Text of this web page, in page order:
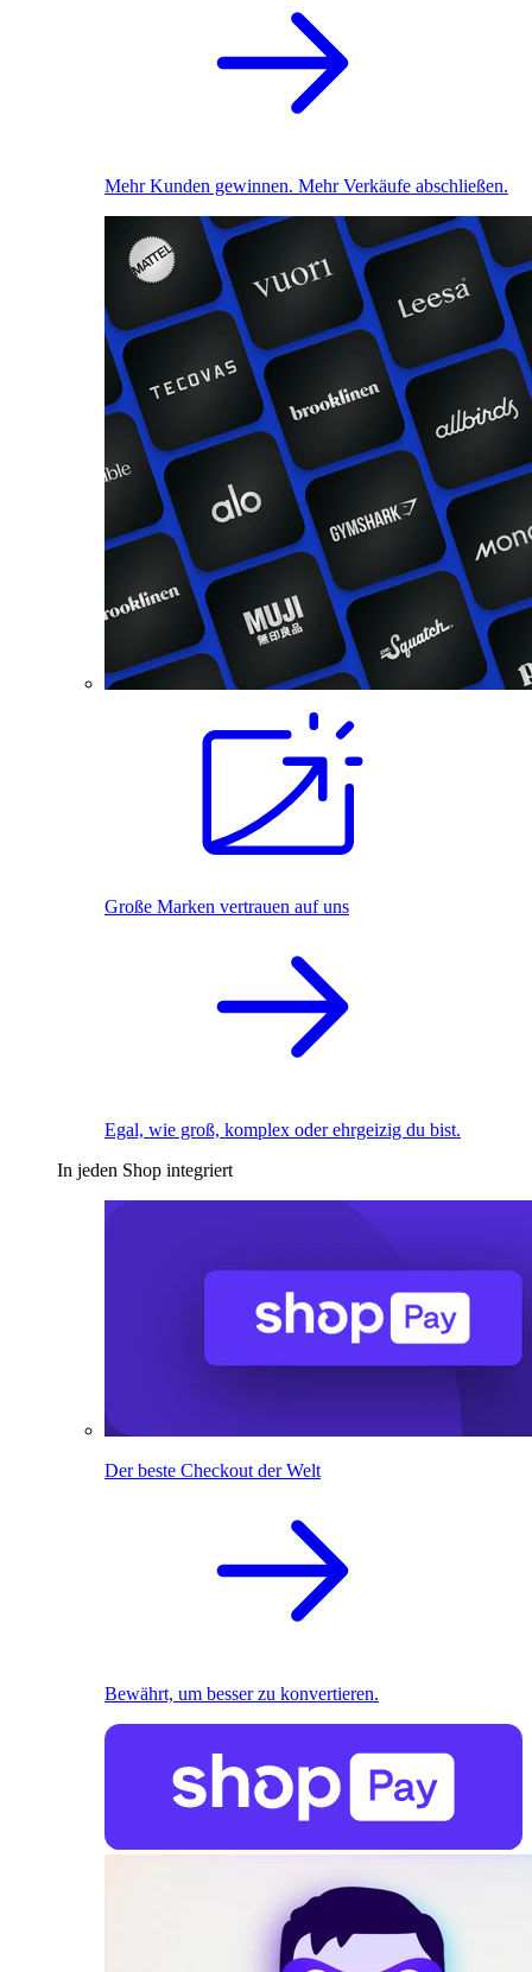
Mehr Kunden gewinnen. Mehr Verkäufe abschließen.
Große Marken vertrauen auf uns
Egal, wie groß, komplex oder ehrgeizig du bist.
In jeden Shop integriert
Der beste Checkout der Welt
Bewährt, um besser zu konvertieren.